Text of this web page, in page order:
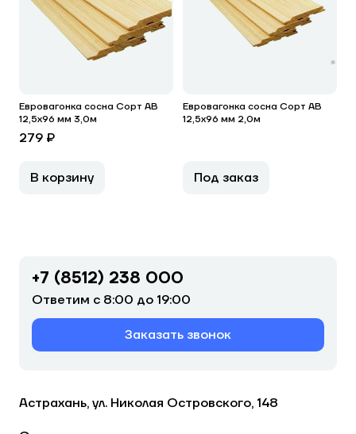
Евровагонка сосна Сорт АВ
12,5х96 мм 3,0м
279 ₽
В корзину
Евровагонка сосна Сорт АВ
12,5х96 мм 2,0м
Под заказ
+7 (8512) 238 000
Ответим с 8:00 до 19:00
Заказать звонок
Астрахань, ул. Николая Островского, 148